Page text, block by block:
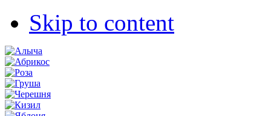
Skip to content